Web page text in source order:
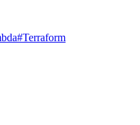
#Terraform